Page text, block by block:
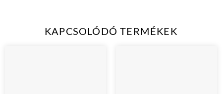
KAPCSOLÓDÓ TERMÉKEK